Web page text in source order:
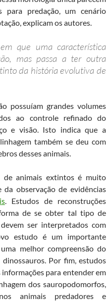
para predação, um cenário
explicam os autores.
que uma característica
mas passa a ter outra
da história evolutiva de
possuíam grandes volumes
ao controle refinado do
e visão. Isto indica que a
também se deu com
desses animais.
animais extintos é muito
observação de evidências
. Estudos de reconstruções
de se obter tal tipo de
ser interpretados com
estudo é um importante
melhor compreensão do
Por fim, estudos
para entender em
dos sauropodomorfos,
animais predadores e